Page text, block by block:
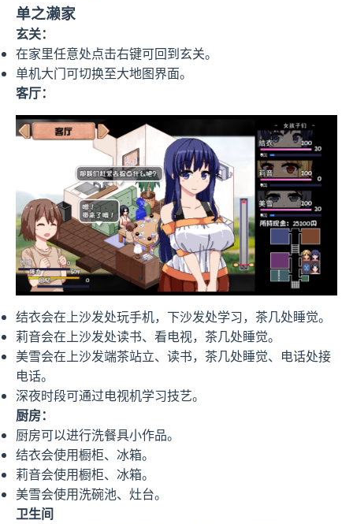
单之濑家
玄关：
在家里任意处点击右键可回到玄关。
单机大门可切换至大地图界面。
客厅：
结衣会在上沙发处玩手机，下沙发处学习，茶几处睡觉。
莉音会在上沙发处读书、看电视，茶几处睡觉。
美雪会在上沙发端茶站立、读书，茶几处睡觉、电话处接
电话。
深夜时段可通过电视机学习技艺。
厨房：
厨房可以进行洗餐具小作品。
结衣会使用橱柜、冰箱。
莉音会使用橱柜、冰箱。
美雪会使用洗碗池、灶台。
卫生间